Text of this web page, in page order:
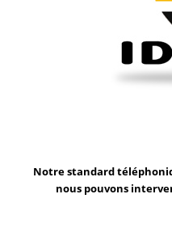
Notre standard
nous pouvons